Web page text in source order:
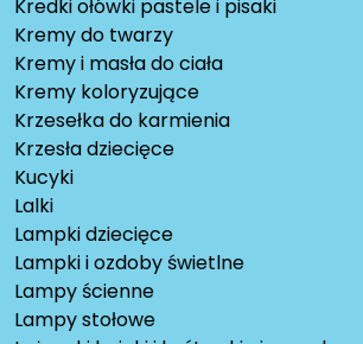
Kredki ołówki pastele i pisaki
Kremy do twarzy
Kremy i masła do ciała
Kremy koloryzujące
Krzesełka do karmienia
Krzesła dziecięce
Kucyki
Lalki
Lampki dziecięce
Lampki i ozdoby świetlne
Lampy ścienne
Lampy stołowe